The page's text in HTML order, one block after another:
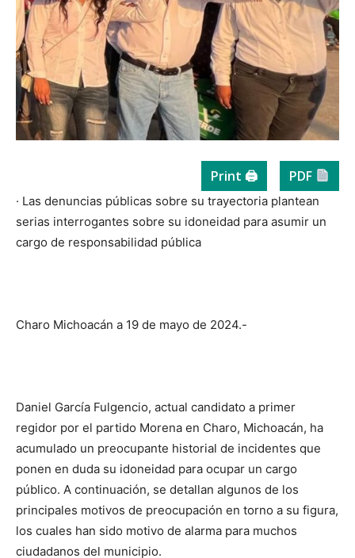
Print 🖨 PDF
· Las denuncias públicas sobre su trayectoria plantean
serias interrogantes sobre su idoneidad para asumir un
cargo de responsabilidad pública
Charo Michoacán a 19 de mayo de 2024.-
Daniel García Fulgencio, actual candidato a primer
regidor por el partido Morena en Charo, Michoacán, ha
acumulado un preocupante historial de incidentes que
ponen en duda su idoneidad para ocupar un cargo
público. A continuación, se detallan algunos de los
principales motivos de preocupación en torno a su figura,
los cuales han sido motivo de alarma para muchos
ciudadanos del municipio.